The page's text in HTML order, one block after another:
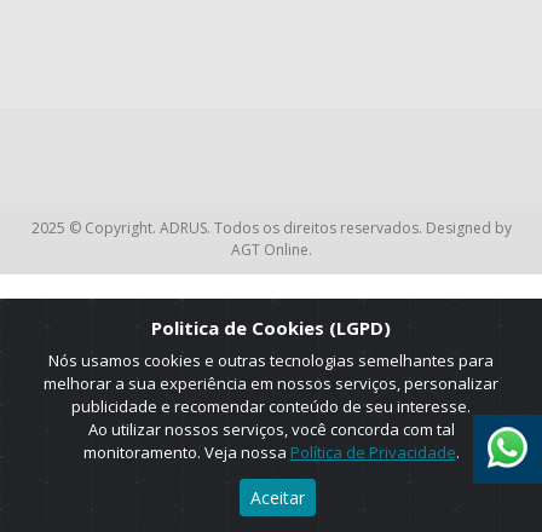
2025 © Copyright. ADRUS. Todos os direitos reservados. Designed by
AGT Online.
Politica de Cookies (LGPD)
Nós usamos cookies e outras tecnologias semelhantes para
melhorar a sua experiência em nossos serviços, personalizar
publicidade e recomendar conteúdo de seu interesse.
Ao utilizar nossos serviços, você concorda com tal
monitoramento. Veja nossa Política de Privacidade.
Aceitar